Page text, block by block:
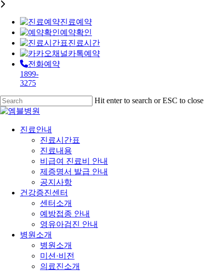
진료예약
예약확인
진료시간
카톡예약
전화예약
1899-
3275
Skip
to
main
content
Hit enter to search or ESC to close
Close
Menu
진료안내
진료시간표
진료내용
비급여 진료비 안내
제증명서 발급 안내
공지사항
건강증진센터
센터소개
예방접종 안내
영유아검진 안내
병원소개
병원소개
미션·비전
의료진소개